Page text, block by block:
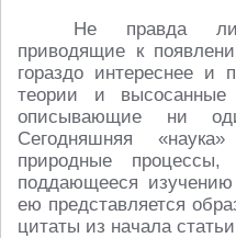
Не правда
приводящие к
гораздо интереснее и
теории и
описывающие ни
Сегодняшняя
природные
поддающееся
ею представляется
цитаты из начала